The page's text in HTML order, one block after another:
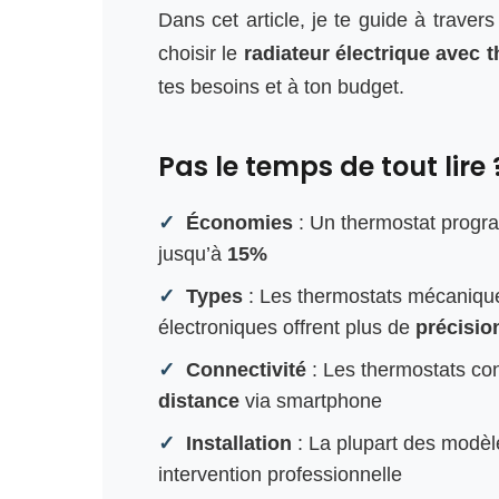
Dans cet article, je te guide à
choisir le radiateur électrique avec
tes besoins et à ton budget.
Pas le temps de tout lire
Économies : Un thermostat
jusqu’à 15%
Types : Les thermostats
électroniques offrent plus de
Connectivité : Les thermostats
distance via smartphone
Installation : La plupart des
intervention professionnelle